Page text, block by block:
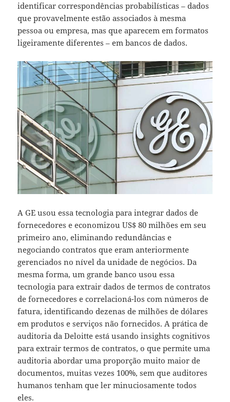
identificar correspondências probabilísticas – dados
que provavelmente estão associados à mesma
pessoa ou empresa, mas que aparecem em formatos
ligeiramente diferentes – em bancos de dados.
A GE usou essa tecnologia para integrar dados de
fornecedores e economizou US$ 80 milhões em seu
primeiro ano, eliminando redundâncias e
negociando contratos que eram anteriormente
gerenciados no nível da unidade de negócios. Da
mesma forma, um grande banco usou essa
tecnologia para extrair dados de termos de contratos
de fornecedores e correlacioná-los com números de
fatura, identificando dezenas de milhões de dólares
em produtos e serviços não fornecidos. A prática de
auditoria da Deloitte está usando insights cognitivos
para extrair termos de contratos, o que permite uma
auditoria abordar uma proporção muito maior de
documentos, muitas vezes 100%, sem que auditores
humanos tenham que ler minuciosamente todos
eles.